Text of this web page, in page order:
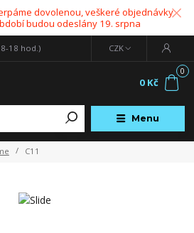
dovolenou, veškeré objednávky
budou odeslány 19. srpna
Menu
CZK
8-18 hod.)
0
0 Kč
C11